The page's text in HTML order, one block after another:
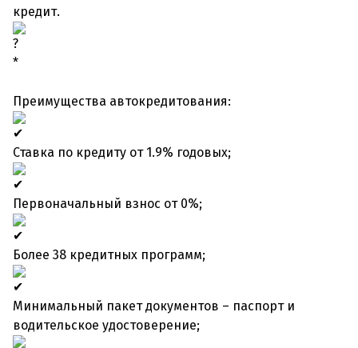
кредит.
*
Преимущества автокредитования:
Ставка по кредиту от 1.9% годовых;
Первоначальный взнос от 0%;
Более 38 кредитных программ;
Минимальный пакет документов – паспорт и
водительское удостоверение;